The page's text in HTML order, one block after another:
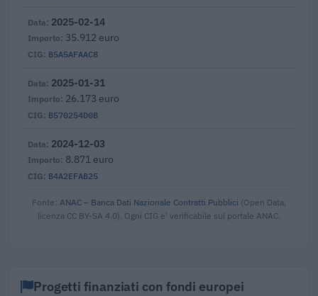
B5A5AFAAC8
2025-02-14
35.912 euro
B570254D0B
2025-01-31
26.173 euro
B4A2EFAB25
2024-12-03
8.871 euro
Fonte: ANAC – Banca Dati Nazionale Contratti Pubblici (Open Data,
licenza CC BY-SA 4.0). Ogni CIG e' verificabile sul portale ANAC.
Progetti finanziati con fondi europei